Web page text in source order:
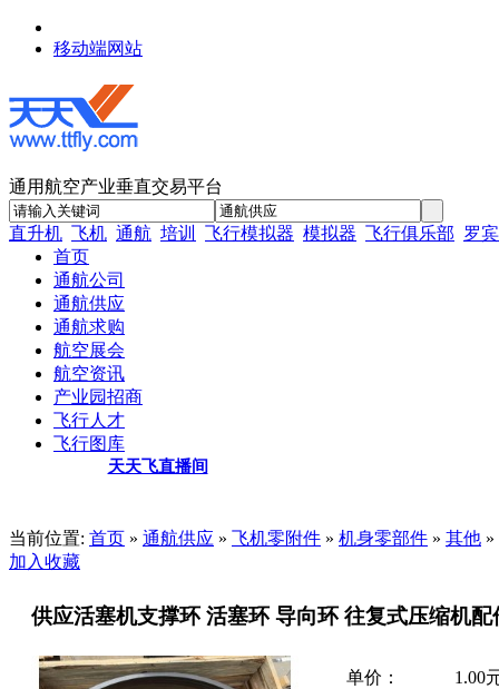
移动端网站
通用航空产业垂直交易平台
直升机 飞机 通航 培训 飞行模拟器 模拟器 飞行俱乐部 罗
首页
通航公司
通航供应
通航求购
航空展会
航空资讯
产业园招商
飞行人才
飞行图库
天天飞直播间
当前位置: 首页 » 通航供应 » 飞机零附件 » 机身零部件 » 其他 »
加入收藏
供应活塞机支撑环 活塞环 导向环 往复式压缩机配
单价： 1.00